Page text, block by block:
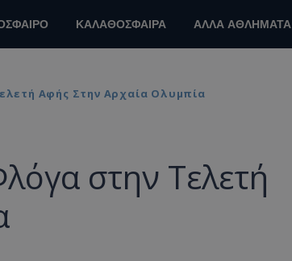
ΚΑΛΑΘΟΣΦΑΙΡΑ ΑΛΛΑ ΑΘΛΗΜΑΤΑ
Αφής Στην Αρχαία Ολυμπία
στην Τελετή